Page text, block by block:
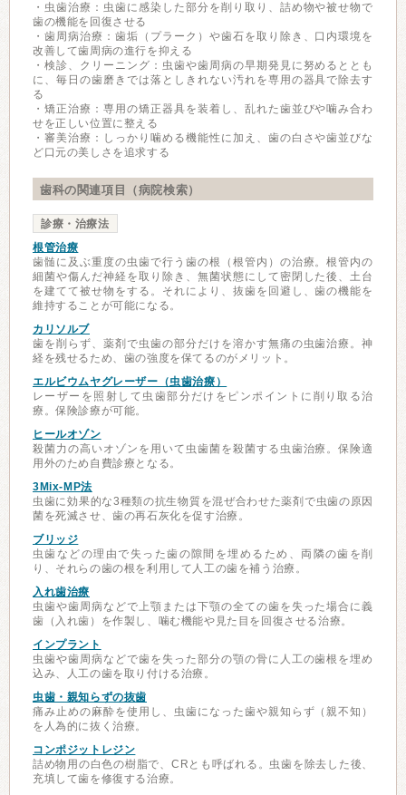
・虫歯治療：虫歯に感染した部分を削り取り、詰め物や被せ物で
歯の機能を回復させる
・歯周病治療：歯垢（プラーク）や歯石を取り除き、口内環境を
改善して歯周病の進行を抑える
・検診、クリーニング：虫歯や歯周病の早期発見に努めるととも
に、毎日の歯磨きでは落としきれない汚れを専用の器具で除去す
る
・矯正治療：専用の矯正器具を装着し、乱れた歯並びや噛み合わ
せを正しい位置に整える
・審美治療：しっかり噛める機能性に加え、歯の白さや歯並びな
ど口元の美しさを追求する
歯科の関連項目（病院検索）
診療・治療法
根管治療
歯髄に及ぶ重度の虫歯で行う歯の根（根管内）の治療。根管内の
細菌や傷んだ神経を取り除き、無菌状態にして密閉した後、土台
を建てて被せ物をする。それにより、抜歯を回避し、歯の機能を
維持することが可能になる。
カリソルブ
歯を削らず、薬剤で虫歯の部分だけを溶かす無痛の虫歯治療。神
経を残せるため、歯の強度を保てるのがメリット。
エルビウムヤグレーザー（虫歯治療）
レーザーを照射して虫歯部分だけをピンポイントに削り取る治
療。保険診療が可能。
ヒールオゾン
殺菌力の高いオゾンを用いて虫歯菌を殺菌する虫歯治療。保険適
用外のため自費診療となる。
3Mix-MP法
虫歯に効果的な3種類の抗生物質を混ぜ合わせた薬剤で虫歯の原因
菌を死滅させ、歯の再石灰化を促す治療。
ブリッジ
虫歯などの理由で失った歯の隙間を埋めるため、両隣の歯を削
り、それらの歯の根を利用して人工の歯を補う治療。
入れ歯治療
虫歯や歯周病などで上顎または下顎の全ての歯を失った場合に義
歯（入れ歯）を作製し、噛む機能や見た目を回復させる治療。
インプラント
虫歯や歯周病などで歯を失った部分の顎の骨に人工の歯根を埋め
込み、人工の歯を取り付ける治療。
虫歯・親知らずの抜歯
痛み止めの麻酔を使用し、虫歯になった歯や親知らず（親不知）
を人為的に抜く治療。
コンポジットレジン
詰め物用の白色の樹脂で、CRとも呼ばれる。虫歯を除去した後、
充填して歯を修復する治療。